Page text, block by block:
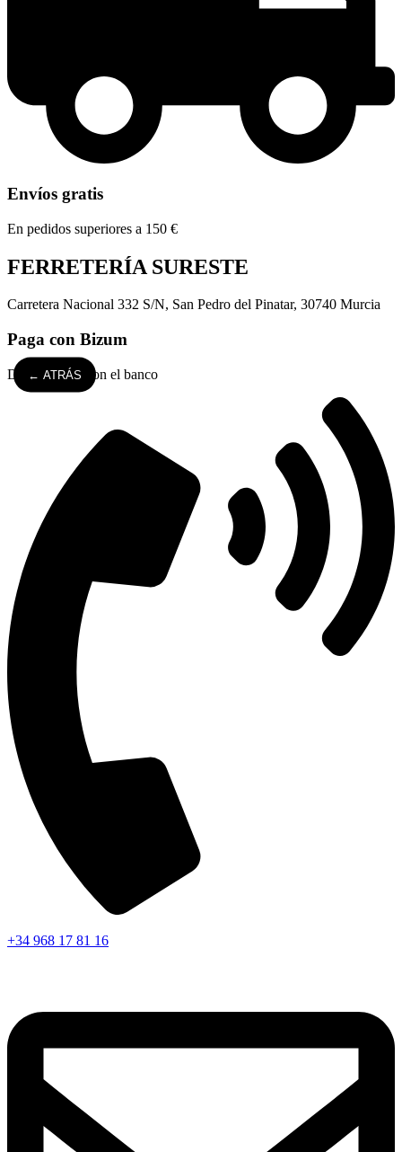
Envíos gratis
En pedidos superiores a 150 €
FERRETERÍA SURESTE
Carretera Nacional 332 S/N, San Pedro del Pinatar, 30740 Murcia
Paga con Bizum
Directamente con el banco
+34 968 17 81 16
← ATRÁS